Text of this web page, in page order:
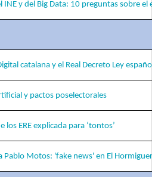
INE y del Big Data: 10 preguntas sobre
catalana y el Real Decreto Ley
y pactos poselectorales
los ERE explicada para ‘tontos’
Pablo Motos: 'fake news' en El